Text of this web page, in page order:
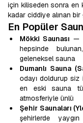
için kiliseden sonra en
kadar ciddiye alınan bir
En Popüler
Mökki Saunası —
hepsinde
geleneksel sauna
Dumanlı Sauna
odayı doldurup siz
en eski sauna
atmosferiyle ünlü
Şehir Saunaları
şehirlerde